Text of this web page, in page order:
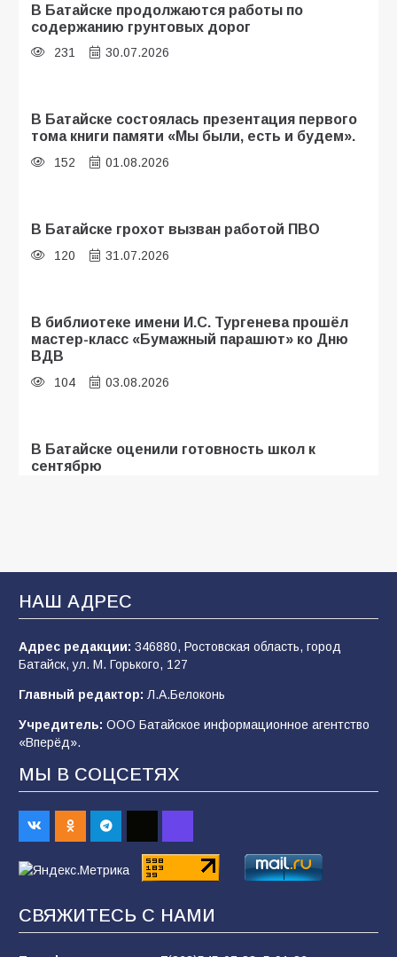
В Батайске продолжаются работы по
содержанию грунтовых дорог
231 30.07.2026
В Батайске состоялась презентация первого
тома книги памяти «Мы были, есть и будем».
152 01.08.2026
В Батайске грохот вызван работой ПВО
120 31.07.2026
В библиотеке имени И.С. Тургенева прошёл
мастер-класс «Бумажный парашют» ко Дню
ВДВ
104 03.08.2026
В Батайске оценили готовность школ к
сентябрю
«Мобилизация или набор?» Что на самом
деле происходит в армии России в августе
«Пургу нести — не поля переходить»: почему
заявления о мобилизации — это
пропагандистский вброс
образовательного кластера
НАШ АДРЕС
Адрес редакции: 346880, Ростовская область, город
Батайск, ул. М. Горького, 127
Главный редактор: Л.А.Белоконь
Учредитель: ООО Батайское информационное агентство
«Вперёд».
МЫ В СОЦСЕТЯХ
СВЯЖИТЕСЬ С НАМИ